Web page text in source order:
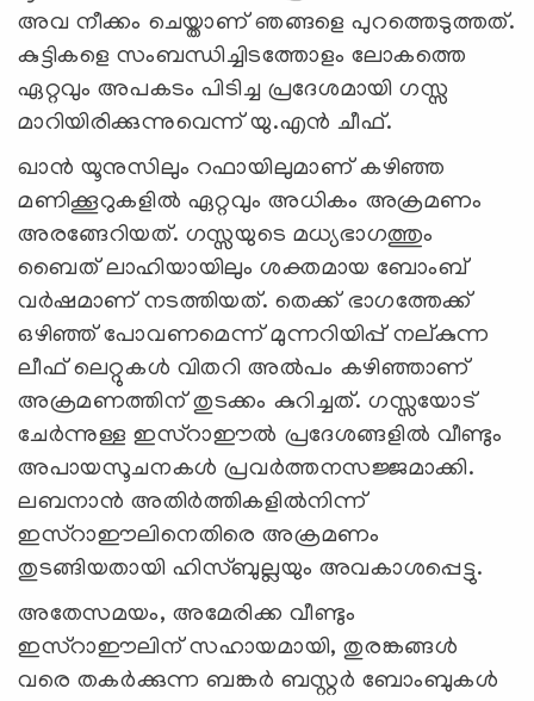
അവ നീക്കം ചെയ്താണ് ഞങ്ങളെ പുറത്തെടുത്തത്.
കുട്ടികളെ സംബന്ധിച്ചിടത്തോളം ലോകത്തെ
ഏറ്റവും അപകടം പിടിച്ച പ്രദേശമായി ഗസ്സ
മാറിയിരിക്കുന്നുവെന്ന് യു.എന്‍ ചീഫ്.
ഖാന്‍ യൂനുസിലും റഫായിലുമാണ് കഴിഞ്ഞ
മണിക്കൂറുകളില്‍ ഏറ്റവും അധികം അക്രമണം
അരങ്ങേറിയത്. ഗസ്സയുടെ മധ്യഭാഗത്തും
ബൈത് ലാഹിയായിലും ശക്തമായ ബോംബ്
വര്‍ഷമാണ് നടത്തിയത്. തെക്ക് ഭാഗത്തേക്ക്
ഒഴിഞ്ഞ് പോവണമെന്ന് മുന്നറിയിപ്പ് നല്കുന്ന
ലീഫ് ലെറ്റുകള്‍ വിതറി അല്‍പം കഴിഞ്ഞാണ്
അക്രമണത്തിന് തുടക്കം കുറിച്ചത്. ഗസ്സയോട്
ചേര്‍ന്നുള്ള ഇസ്റാഈല്‍ പ്രദേശങ്ങളില്‍ വീണ്ടും
അപായസൂചനകള്‍ പ്രവര്‍ത്തനസജ്ജമാക്കി.
ലബനാന്‍ അതിര്‍ത്തികളില്‍നിന്ന്
ഇസ്റാഈലിനെതിരെ അക്രമണം
തുടങ്ങിയതായി ഹിസ്ബുല്ലയും അവകാശപ്പെട്ടു.
അതേസമയം, അമേരിക്ക വീണ്ടും
ഇസ്റാഈലിന് സഹായമായി, തുരങ്കങ്ങള്‍
വരെ തകര്‍ക്കുന്ന ബങ്കര്‍ ബസ്റ്റര്‍ ബോംബുകള്‍